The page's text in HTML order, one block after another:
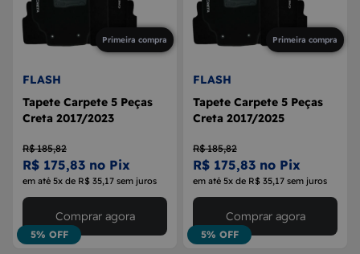
Primeira compra
FLASH
Tapete Carpete 5 Peças
Creta 2017/2023
R$ 185,82
R$ 175,83 no Pix
em até 5x de R$ 35,17 sem juros
5% OFF
Comprar agora
Primeira compra
FLASH
Tapete Carpete 5 Peças
Creta 2017/2025
R$ 185,82
R$ 175,83 no Pix
em até 5x de R$ 35,17 sem juros
5% OFF
Comprar agora